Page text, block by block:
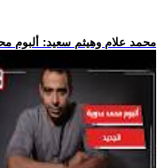
.. محمد علام وهيثم سعيد: ألبوم